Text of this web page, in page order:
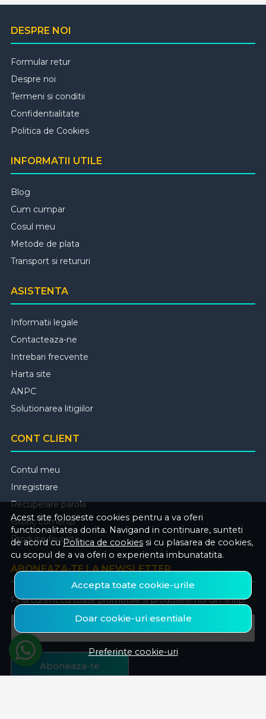
Acest site foloseste cookies pentru a va oferi
functionalitatea dorita. Navigand in continuare, sunteti
de acord cuPolitica de cookies si cu plasarea de cookies,
cu scopul de a va oferi o experienta imbunatatita.
Accepta toate cookie-urile
Doar cookie-uri esentiale
Preferinte cookie-uri
DESPRE NOI
Formular retur
Despre noi
Termeni si conditii
Confidentialitate
Politica de Cookies
INFORMATII UTILE
Blog
Cum cumpar
Cosul meu
Metode de plata
Transport si retururi
ASISTENTA
Informatii legale
Contacteaza-ne
Intrebari frecvente
Harta site
ANPC
Solutionarea litigiilor
CONT CLIENT
Contul meu
Inregistrare
Recuperare parola
Istoric comenzi
Produse favorite
ABONEAZA-TE LA NEWSLETTER
Fii la curent cu toate promotiile si produsele noi din shop!
Aboneaza-te